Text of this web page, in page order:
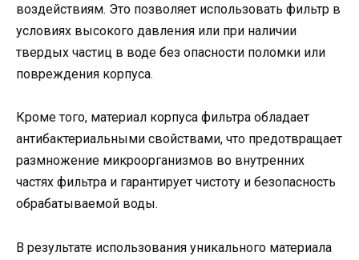
воздействиям. Это позволяет использовать фильтр в
условиях высокого давления или при наличии
твердых частиц в воде без опасности поломки или
повреждения корпуса.
Кроме того, материал корпуса фильтра обладает
антибактериальными свойствами, что предотвращает
размножение микроорганизмов во внутренних
частях фильтра и гарантирует чистоту и безопасность
обрабатываемой воды.
В результате использования уникального материала